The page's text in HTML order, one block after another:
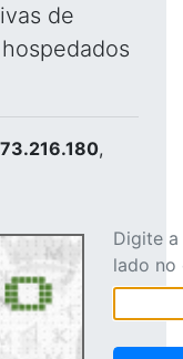
de
,
Digite
lado no